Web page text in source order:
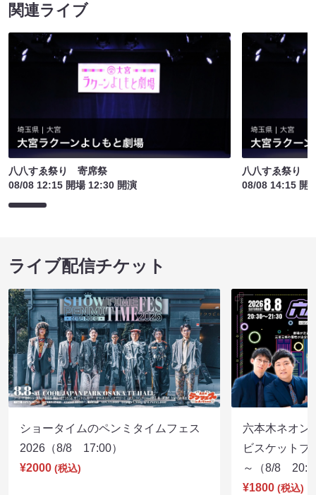
関連ライブ
八八すゑ祭り 寄席祭
08/08 12:15 開場 12:30 開演
八八すゑ祭り
08/08 14:15 開
ライブ配信チケット
ショータイムのペンミタイムフェス
2026（8/8 17:00）
¥2000 (税込)
六本木ネオン
ビスケットブ
～（8/8
¥1800 (税込)